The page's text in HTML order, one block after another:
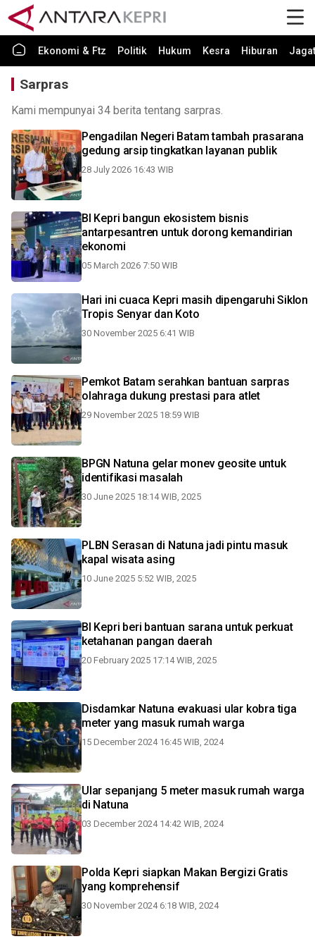
Ekonomi & Ftz Politik Hukum Kesra Hiburan Jagat
Sarpras
Kami mempunyai 34 berita tentang sarpras.
Pengadilan Negeri Batam tambah prasarana
gedung arsip tingkatkan layanan publik
28 July 2026 16:43 WIB
BI Kepri bangun ekosistem bisnis
antarpesantren untuk dorong kemandirian
ekonomi
05 March 2026 7:50 WIB
Hari ini cuaca Kepri masih dipengaruhi Siklon
Tropis Senyar dan Koto
30 November 2025 6:41 WIB
Pemkot Batam serahkan bantuan sarpras
olahraga dukung prestasi para atlet
29 November 2025 18:59 WIB
BPGN Natuna gelar monev geosite untuk
identifikasi masalah
30 June 2025 18:14 WIB, 2025
PLBN Serasan di Natuna jadi pintu masuk
kapal wisata asing
10 June 2025 5:52 WIB, 2025
BI Kepri beri bantuan sarana untuk perkuat
ketahanan pangan daerah
20 February 2025 17:14 WIB, 2025
Disdamkar Natuna evakuasi ular kobra tiga
meter yang masuk rumah warga
15 December 2024 16:45 WIB, 2024
Ular sepanjang 5 meter masuk rumah warga
di Natuna
03 December 2024 14:42 WIB, 2024
Polda Kepri siapkan Makan Bergizi Gratis
yang komprehensif
30 November 2024 6:18 WIB, 2024